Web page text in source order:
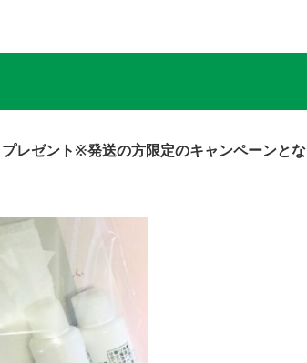
レゼント※発送の方限定のキャンペーンとな